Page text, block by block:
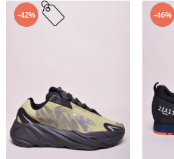
-42% -46%